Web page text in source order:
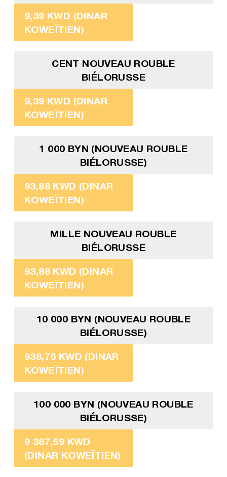
9,39 KWD (DINAR
KOWEÏTIEN)
CENT NOUVEAU ROUBLE
BIÉLORUSSE
9,39 KWD (DINAR
KOWEÏTIEN)
1 000 BYN (NOUVEAU ROUBLE
BIÉLORUSSE)
93,88 KWD (DINAR
KOWEÏTIEN)
MILLE NOUVEAU ROUBLE
BIÉLORUSSE
93,88 KWD (DINAR
KOWEÏTIEN)
10 000 BYN (NOUVEAU ROUBLE
BIÉLORUSSE)
938,76 KWD (DINAR
KOWEÏTIEN)
100 000 BYN (NOUVEAU ROUBLE
BIÉLORUSSE)
9 387,59 KWD
(DINAR KOWEÏTIEN)